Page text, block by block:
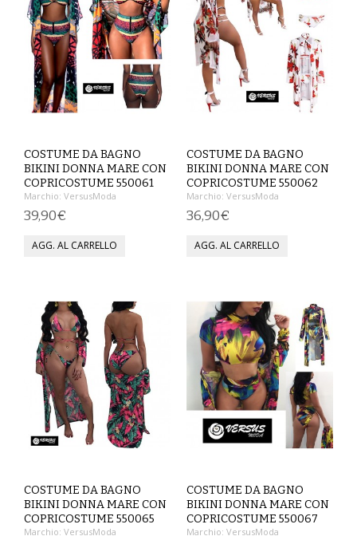
CAPISPALLA
CARNEVALE
COSTUMI E COPRICOSTUMI
PANTALONI
SCARPE
TAGLIE FORTI
TUTE PANTALONI
VESTITI
BAMBINO
CARNEVALE
COMPLETI
GIACCHE E CAPPOTTI
COSTUME DA BAGNO
BIKINI DONNA MARE CON
COPRICOSTUME 550061
Marchio: VersusModa
39,90€
COSTUME DA BAGNO
BIKINI DONNA MARE CON
COPRICOSTUME 550062
Marchio: VersusModa
36,90€
COSTUME DA BAGNO
BIKINI DONNA MARE CON
COPRICOSTUME 550065
Marchio: VersusModa
COSTUME DA BAGNO
BIKINI DONNA MARE CON
COPRICOSTUME 550067
Marchio: VersusModa